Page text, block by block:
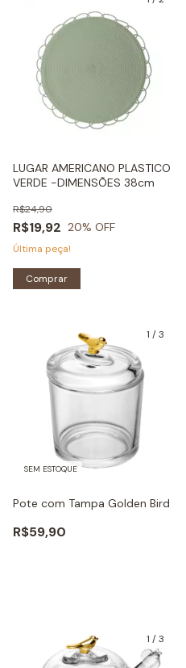
LUGAR AMERICANO PLASTICO
VERDE -DIMENSÕES 38cm
R$19,92
R$24,90
20% OFF
Última peça!
Comprar
1 /3
SEM ESTOQUE
Pote com Tampa Golden Bird
R$59,90
1 /3